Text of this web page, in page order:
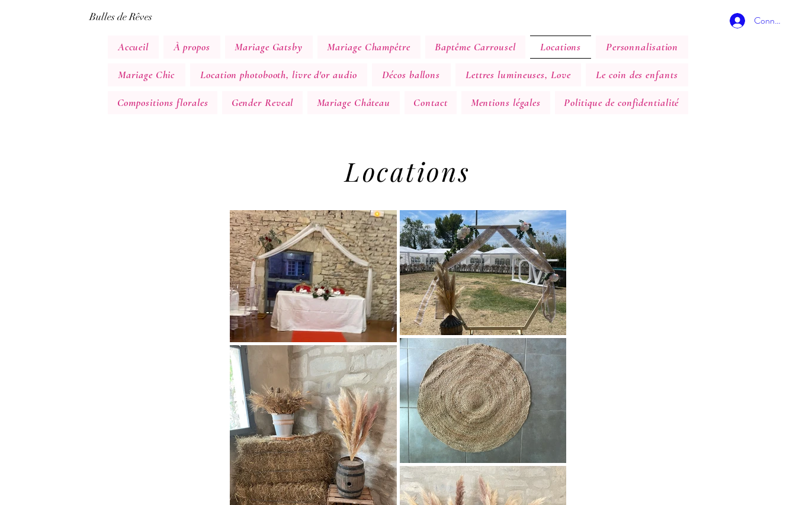
Bulles de Rêves Connexion
Accueil À propos Mariage Gatsby Mariage Champêtre Baptême Carrousel Locations Personnalisation
Mariage Chic Location photobooth, livre d'or audio Décos ballons Lettres lumineuses, Love Le coin des enfants
Compositions florales Gender Reveal Mariage Château Contact Mentions légales Politique de confidentialité
Locations